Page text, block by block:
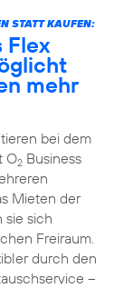
STATT KAUFEN:
Flex
mehr
bei dem
O2Business
Mieten der
sie sich
Freiraum.
durch den
–